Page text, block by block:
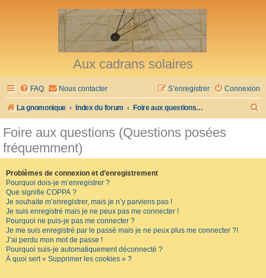
Aux cadrans solaires
FAQ Nous contacter Connexion
S’enregistrer
La gnomonique Index du forum Foire aux questions (Questions posées fréquemment)
Foire aux questions (Questions posées
fréquemment)
Problèmes de connexion et d’enregistrement
Pourquoi dois-je m’enregistrer ?
Que signifie COPPA ?
Je souhaite m’enregistrer, mais je n’y parviens pas !
Je suis enregistré mais je ne peux pas me connecter !
Pourquoi ne puis-je pas me connecter ?
Je me suis enregistré par le passé mais je ne peux plus me connecter ?!
J’ai perdu mon mot de passe !
Pourquoi suis-je automatiquement déconnecté ?
À quoi sert « Supprimer les cookies » ?